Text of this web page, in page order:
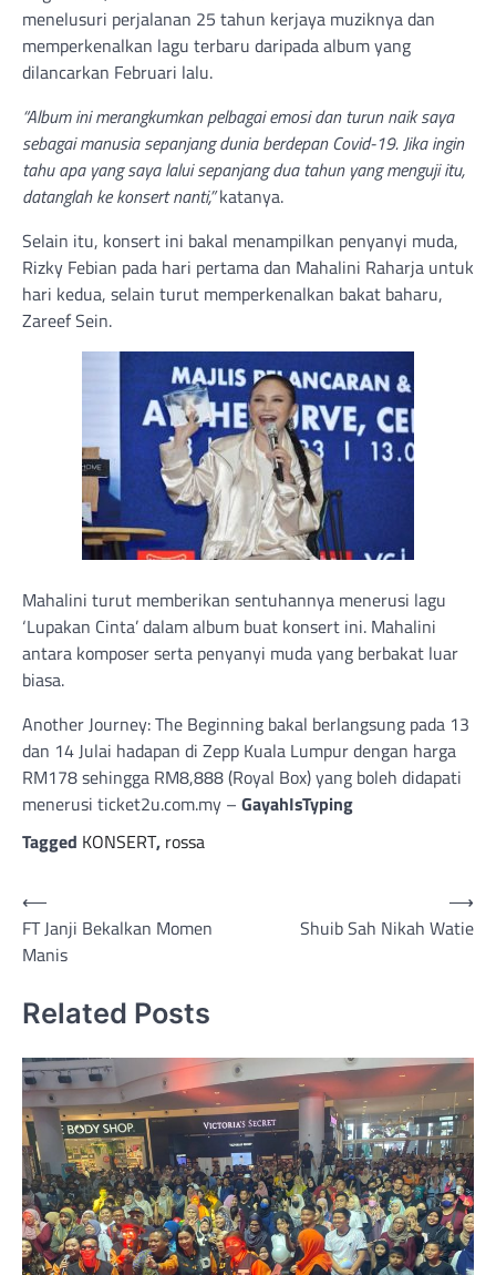
menelusuri perjalanan 25 tahun kerjaya muziknya dan
memperkenalkan lagu terbaru daripada album yang
dilancarkan Februari lalu.
“Album ini merangkumkan pelbagai emosi dan turun naik saya
sebagai manusia sepanjang dunia berdepan Covid-19. Jika ingin
tahu apa yang saya lalui sepanjang dua tahun yang menguji itu,
datanglah ke konsert nanti,”katanya.
Selain itu, konsert ini bakal menampilkan penyanyi muda,
Rizky Febian pada hari pertama dan Mahalini Raharja untuk
hari kedua, selain turut memperkenalkan bakat baharu,
Zareef Sein.
Mahalini turut memberikan sentuhannya menerusi lagu
‘Lupakan Cinta’ dalam album buat konsert ini. Mahalini
antara komposer serta penyanyi muda yang berbakat luar
biasa.
Another Journey: The Beginning bakal berlangsung pada 13
dan 14 Julai hadapan di Zepp Kuala Lumpur dengan harga
RM178 sehingga RM8,888 (Royal Box) yang boleh didapati
menerusi ticket2u.com.my – GayahIsTyping
Tagged KONSERT, rossa
Post
navigation
⟵
FT Janji Bekalkan Momen
Manis
Shuib Sah Nikah Watie
⟶
Related Posts